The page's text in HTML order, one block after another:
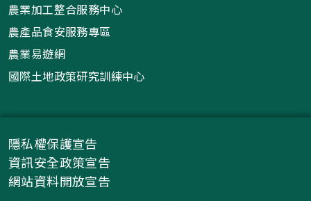
農業加工整合服務中心
農產品食安服務專區
農業易遊網
國際土地政策研究訓練中心
隱私權保護宣告
資訊安全政策宣告
網站資料開放宣告